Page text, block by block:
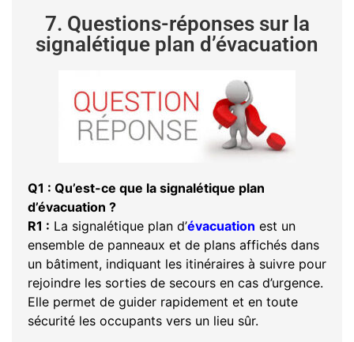
7. Questions-réponses sur la
signalétique plan d’évacuation
Q1 : Qu’est-ce que la signalétique plan
d’évacuation ?
R1 : La signalétique plan d’évacuation est un
ensemble de panneaux et de plans affichés dans
un bâtiment, indiquant les itinéraires à suivre pour
rejoindre les sorties de secours en cas d’urgence.
Elle permet de guider rapidement et en toute
sécurité les occupants vers un lieu sûr.